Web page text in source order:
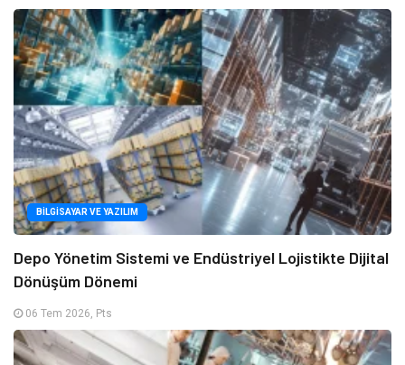
BILGISAYAR VE YAZILIM
Depo Yönetim Sistemi ve Endüstriyel Lojistikte Dijital
Dönüşüm Dönemi
06 Tem 2026, Pts